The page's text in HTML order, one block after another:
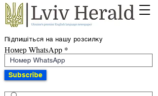
Підпишіться на нашу розсилку
Номер WhatsApp
Subscribe